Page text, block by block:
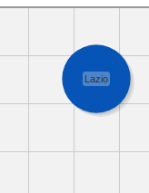
Lazio